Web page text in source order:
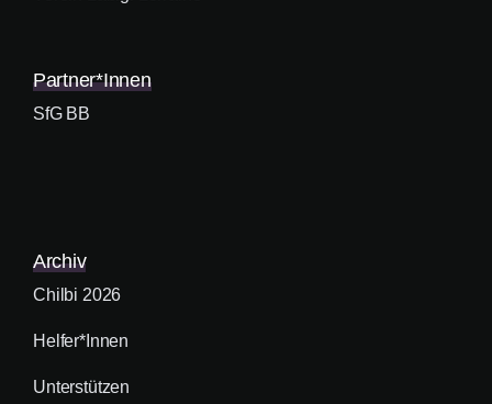
Partner*innen
SfG BB
Archiv
Chilbi 2026
Helfer*innen
Unterstützen